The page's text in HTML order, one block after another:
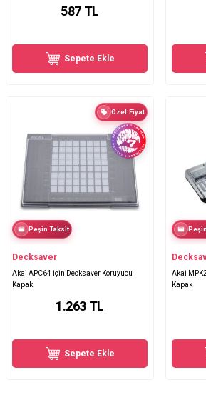
587 TL
Sepete Ekle
Özel Fiyat
Peşin Taksit
Decksaver
Akai APC64 için Decksaver Koruyucu
Kapak
1.263 TL
Sepete Ekle
Akai
Kapak